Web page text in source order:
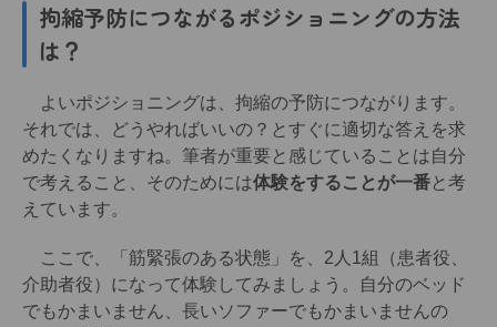
拘縮予防につながるポジショニングの方法
は？
よいポジショニングは、拘縮の予防につながります。
それでは、どうやればいいの？とすぐに適切な答えを求
めたくなりますね。筆者が重要と感じていることは自分
で考えること、そのためには体験をすることが一番と考
えています。
ここで、「筋緊張のある状態」を、2人1組（患者役、
介助者役）になって体験してみましょう。自分のベッド
でもかまいません、長いソファーでもかまいませんの